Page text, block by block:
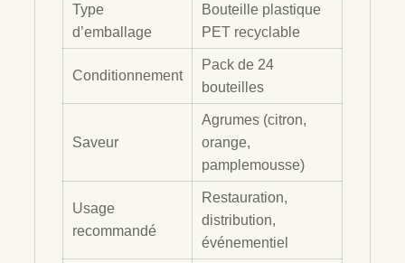
Type
d’emballage
Bouteille plastique
PET recyclable
Conditionnement
Pack de 24
bouteilles
Saveur
Agrumes (citron,
orange,
pamplemousse)
Usage
recommandé
Restauration,
distribution,
événementiel